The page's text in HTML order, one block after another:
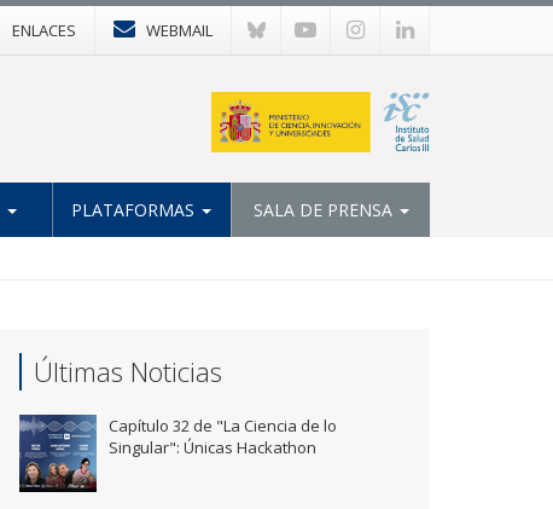
ENLACES WEBMAIL
PLATAFORMAS SALA DE PRENSA
Últimas Noticias
Capítulo 32 de "La Ciencia de lo
Singular": Únicas Hackathon